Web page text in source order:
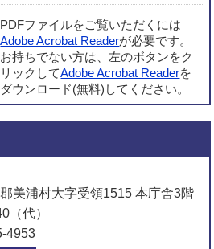
PDFファイルをご覧いただくには
Adobe Acrobat Readerが必要です。
お持ちでない方は、左のボタンをク
リックしてAdobe Acrobat Readerを
ダウンロード(無料)してください。
美浦村大字受領1515 本庁舎3階
（代）
4953